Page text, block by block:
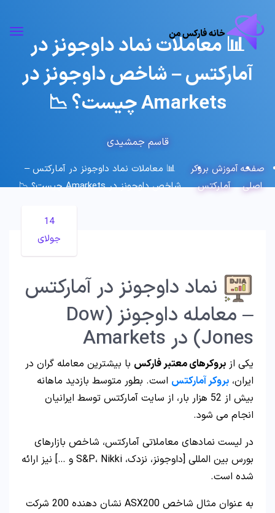
📊 معاملات نماد داوجونز در
آمارکتس – شاخص داوجونز در
Amarkets چیست؟ 📉
قاسم جمشیدی
صفحه
اصلی
آموزش بروکر
آمارکتس
📊 معاملات نماد داوجونز در آمارکتس –
شاخص داوجونز در Amarkets چیست؟ 📉
14
جولای
نماد داوجونز در آمارکتس
– معامله داوجونز (Dow
Jones) در Amarkets
یکی از بروکرهای معتبر فارکس با بیشترین معامله گران در
ایران، بروکر آمارکتس است. بطور متوسط بازدید ماهانه
بیش از 52 هزار بار، از سایت آمارکتس توسط ایرانیان
انجام می شود.
در لیست نمادهای معاملاتی آمارکتس، شاخص بازارهای
بورس بین المللی [داوجونز، نزدک، S&P، Nikki و …] نیز ارائه
شده است.
به عنوان مثال شاخص ASX200 نشان دهنده 200 شرکت